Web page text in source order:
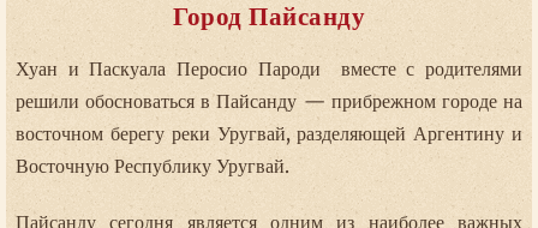
Город Пайсанду
Хуан и Паскуала Перосио Пароди вместе с родителями
решили обосноваться в Пайсанду — прибрежном городе на
восточном берегу реки Уругвай, разделяющей Аргентину и
Восточную Республику Уругвай.
Пайсанду сегодня является одним из наиболее важных